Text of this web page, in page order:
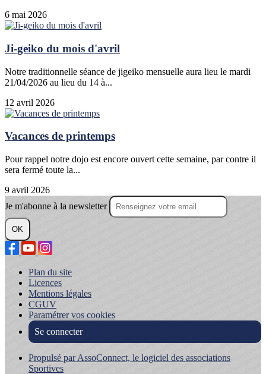
6 mai 2026
Ji-geiko du mois d'avril
Notre traditionnelle séance de jigeiko mensuelle aura lieu le mardi
21/04/2026 au lieu du 14 à...
12 avril 2026
Vacances de printemps
Pour rappel notre dojo est encore ouvert cette semaine, par contre il
sera fermé toute la...
9 avril 2026
Je m'abonne à la newsletter
OK
Plan du site
Licences
Mentions légales
CGUV
Paramétrer vos cookies
Se connecter
Propulsé par AssoConnect, le logiciel des associations
Sportives